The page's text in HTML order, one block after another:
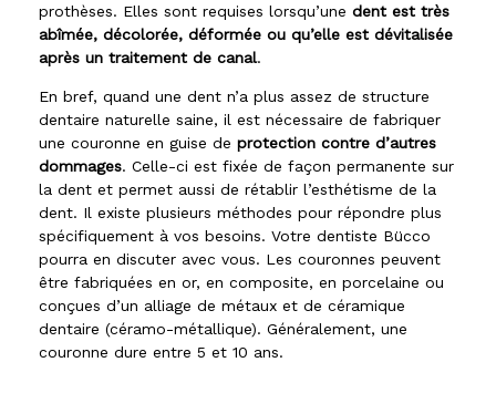
prothèses. Elles sont requises lorsqu’une dent est très
abîmée, décolorée, déformée ou qu’elle est dévitalisée
après un traitement de canal.
En bref, quand une dent n’a plus assez de structure
dentaire naturelle saine, il est nécessaire de fabriquer
une couronne en guise de protection contre d’autres
dommages. Celle-ci est fixée de façon permanente sur
la dent et permet aussi de rétablir l’esthétisme de la
dent. Il existe plusieurs méthodes pour répondre plus
spécifiquement à vos besoins. Votre dentiste Bücco
pourra en discuter avec vous. Les couronnes peuvent
être fabriquées en or, en composite, en porcelaine ou
conçues d’un alliage de métaux et de céramique
dentaire (céramo-métallique). Généralement, une
couronne dure entre 5 et 10 ans.